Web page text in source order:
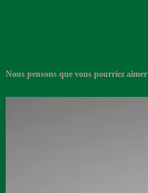
Nous pensons que vous pourriez aimer